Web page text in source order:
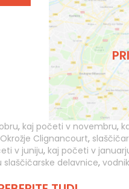
, kaj početi v novembru,
Okrožje Clignancourt,
v juniju, kaj početi v
delavnice,